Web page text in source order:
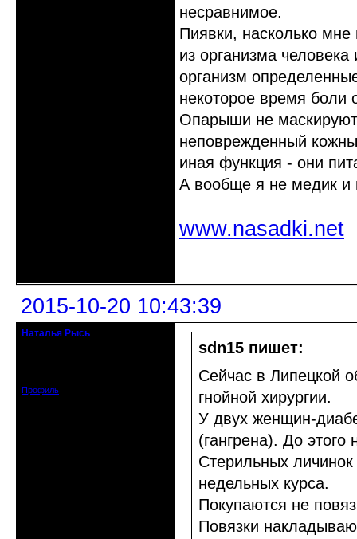
несравнимое.
Пиявки, насколько мне
из организма
организм
некоторое время боли
Опарыши не маскируют
неповрежденный
иная функция - они
А вообще я не медик и
www.nasadki.net
2015-10-20 10:43:39
Наталья Рысь
Профиль
sdn15 пишет:
Сейчас в Липецкой
гнойной хирургии.
У двух женщин-
(гангрена). До этого
Стерильных
недельных курса.
Покупаются не
Повязки